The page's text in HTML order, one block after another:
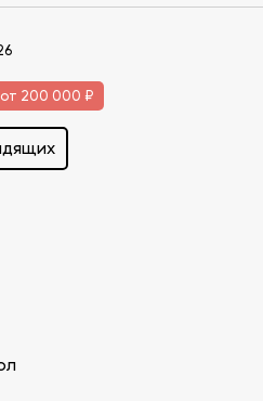
200 000 ₽